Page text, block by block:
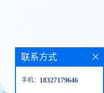
联系方式
手机： 18327179646